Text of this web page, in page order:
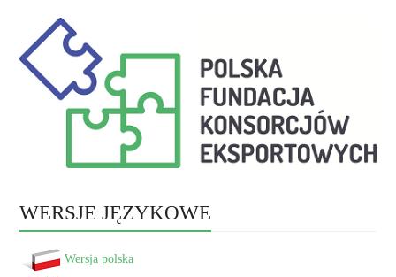
WERSJE JĘZYKOWE
Wersja polska